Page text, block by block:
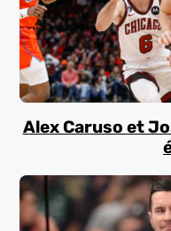
Alex Caruso et